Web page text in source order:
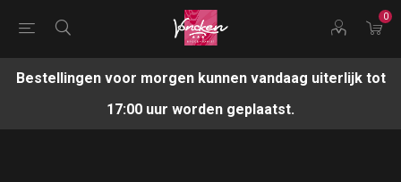
0
Bestellingen voor morgen kunnen vandaag uiterlijk tot
17:00 uur worden geplaatst.